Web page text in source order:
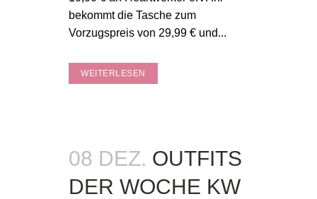
bekommt die Tasche zum
Vorzugspreis von 29,99 € und...
WEITERLESEN
08 DEZ. OUTFITS
DER WOCHE KW